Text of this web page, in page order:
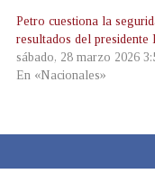
Petro cuestiona la
resultados del presidente
sábado, 28 marzo 2026
En «Nacionales»